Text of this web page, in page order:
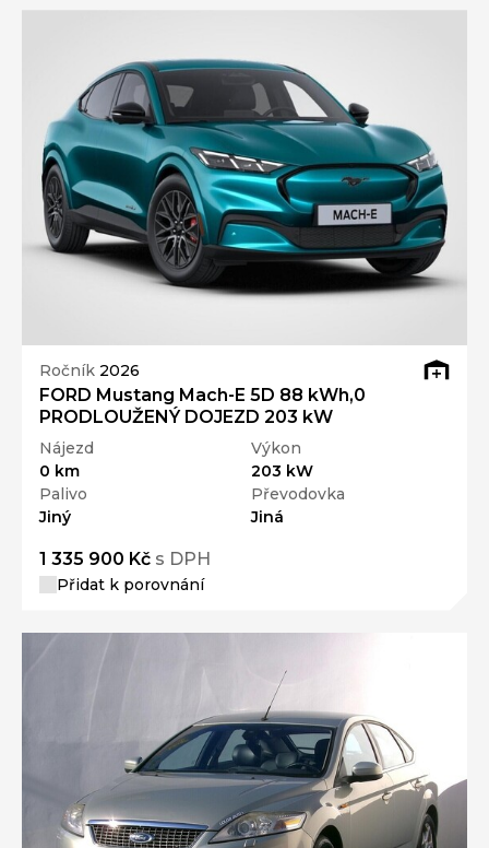
Ročník 2026
FORD Mustang Mach-E 5D 88 kWh,0
PRODLOUŽENÝ DOJEZD 203 kW
Nájezd
0 km
Výkon
203 kW
Palivo
Jiný
Převodovka
Jiná
1 335 900 Kč s DPH
Přidat k porovnání